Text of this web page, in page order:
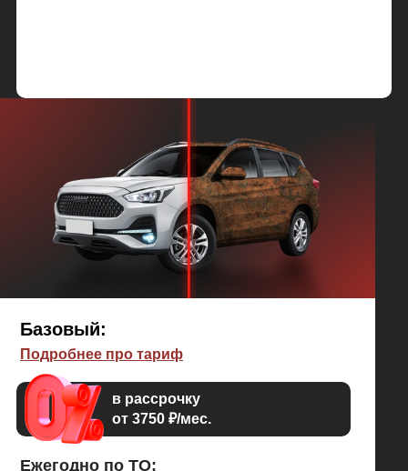
Ежегодно по ТО:
Подробнее про тариф
Базовый:
в рассрочку
от 3750 ₽/мес.